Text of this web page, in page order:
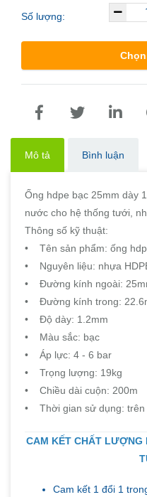
Số lượng:
Mô tả Bình luận
Ống hdpe bạc 25mm dày
nước cho hệ thống tưới,
Thông số kỹ thuật:
• Tên sản phẩm: ống
• Nguyên liệu: nhựa
• Đường kính ngoài:
• Đường kính trong:
• Độ dày: 1.2mm
• Màu sắc: bạc
• Áp lực: 4 - 6 bar
• Trọng lượng: 19kg
• Chiều dài cuộn: 200m
• Thời gian sử dụng: trên
CAM KẾT CHẤT LƯỢNG
Cam kết 1 đổi 1